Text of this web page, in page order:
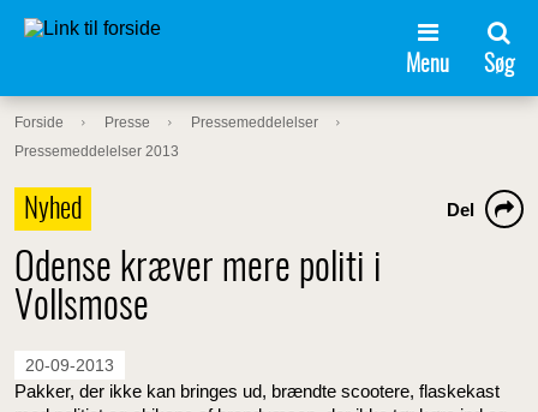
Menu Søg
Forside Presse
Pressemeddelelser
Pressemeddelelser 2013
Nyhed
Odense kræver mere politi i
Vollsmose
Del
20-09-2013
Pakker, der ikke kan bringes ud, brændte scootere, flaskekast